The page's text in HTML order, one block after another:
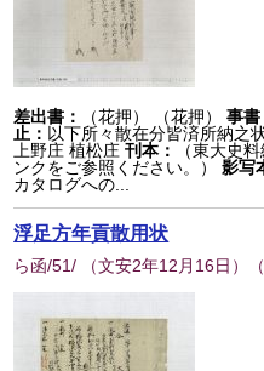
差出書： （花押） （花押） 事書
止： 以下所々散在分皆済所納之
上野庄 植松庄 刊本：
（東大史
ンクをご参照ください。）
影写
カタログへの...
浮足方年貢散用状
ら函/51/ （文安2年12月16日） （